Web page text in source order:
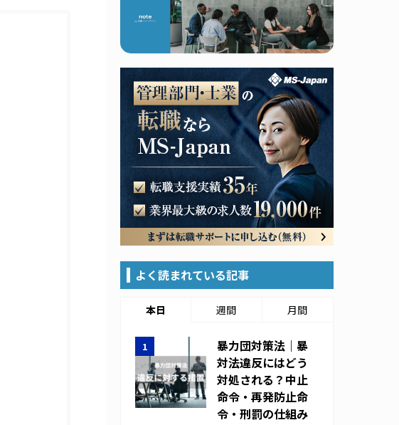
よく読まれている記事
本日 週間 月間
暴力団対策法｜暴
対法違反にはどう
対処される？中止
命令・再発防止命
令・刑罰の仕組み